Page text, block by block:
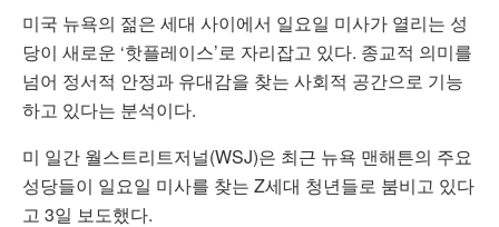
미국 뉴욕의 젊은 세대 사이에서 일요일 미사가 열리는 성
당이 새로운 ‘핫플레이스’로 자리잡고 있다. 종교적 의미를
넘어 정서적 안정과 유대감을 찾는 사회적 공간으로 기능
하고 있다는 분석이다.
미 일간 월스트리트저널(WSJ)은 최근 뉴욕 맨해튼의 주요
성당들이 일요일 미사를 찾는 Z세대 청년들로 붐비고 있다
고 3일 보도했다.